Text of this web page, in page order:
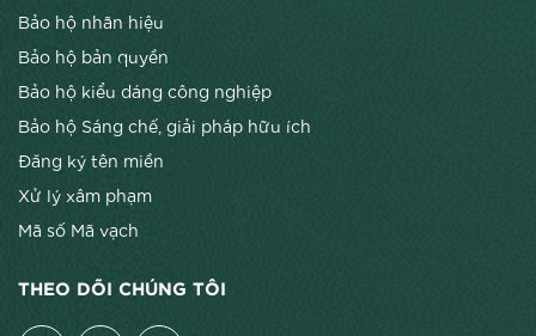
Bảo hộ nhãn hiệu
Bảo hộ bản quyền
Bảo hộ kiểu dáng công nghiệp
Bảo hộ Sáng chế, giải pháp hữu ích
Đăng ký tên miền
Xử lý xâm phạm
Mã số Mã vạch
THEO DÕI CHÚNG TÔI